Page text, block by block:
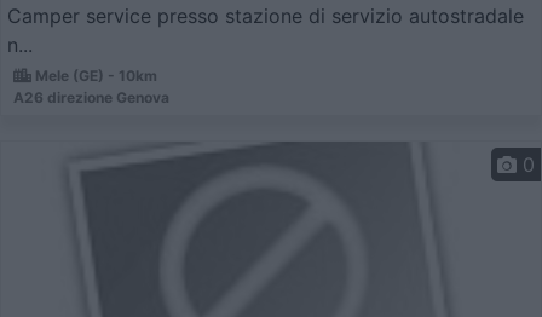
Camper service presso stazione di servizio autostradale
n...
Mele (GE) - 10km
A26 direzione Genova
0